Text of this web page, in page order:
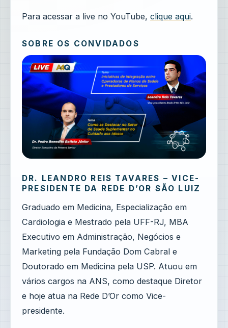
Para acessar a live no YouTube, clique aqui.
SOBRE OS CONVIDADOS
DR. LEANDRO REIS TAVARES – VICE-
PRESIDENTE DA REDE D’OR SÃO LUIZ
Graduado em Medicina, Especialização em
Cardiologia e Mestrado pela UFF-RJ, MBA
Executivo em Administração, Negócios e
Marketing pela Fundação Dom Cabral e
Doutorado em Medicina pela USP. Atuou em
vários cargos na ANS, como destaque Diretor
e hoje atua na Rede D’Or como Vice-
presidente.